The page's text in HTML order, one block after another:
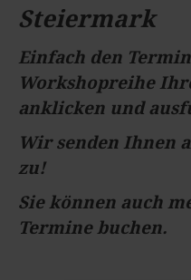
Steiermark
Einfach den
Workshopreihe
anklicken und
Wir senden Ihnen
zu!
Sie können auch
Termine buchen.